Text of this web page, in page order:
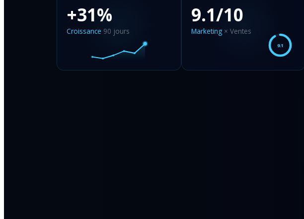
+31%
Croissance 90 jours
9.1/10
Marketing× Ventes
9.1